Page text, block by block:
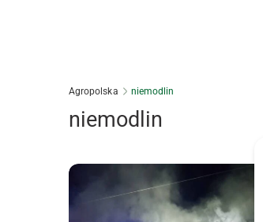
Agropolska niemodlin
niemodlin